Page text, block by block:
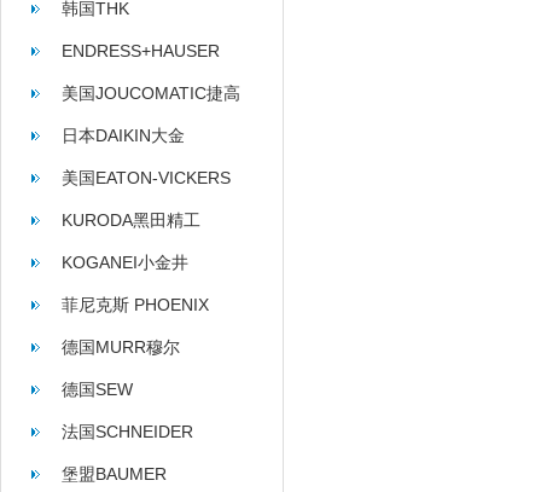
韩国THK
ENDRESS+HAUSER
美国JOUCOMATIC捷高
日本DAIKIN大金
美国EATON-VICKERS
KURODA黑田精工
KOGANEI小金井
菲尼克斯 PHOENIX
CONTACT
德国MURR穆尔
德国SEW
法国SCHNEIDER
堡盟BAUMER